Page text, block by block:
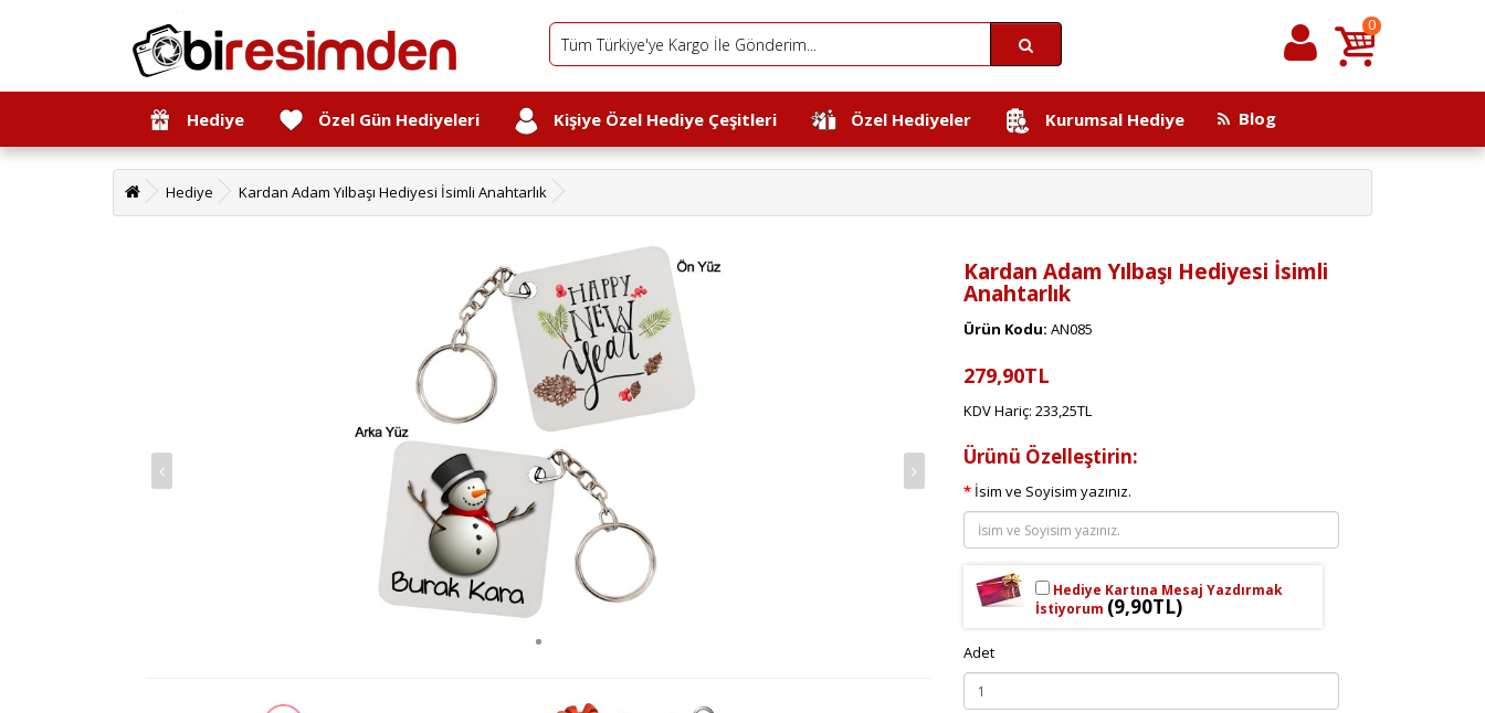
0
Hediye Özel Gün Hediyeleri Kişiye Özel Hediye Çeşitleri Özel Hediyeler Kurumsal Hediye Blog
Hediye Kardan Adam Yılbaşı Hediyesi İsimli Anahtarlık
Kardan Adam Yılbaşı Hediyesi İsimli
Anahtarlık
Ürün Kodu: AN085
279,90TL
KDV Hariç: 233,25TL
Ürünü Özelleştirin:
İsim ve Soyisim yazınız.
Hediye Kartına Mesaj Yazdırmak
İstiyorum (9,90TL)
Adet